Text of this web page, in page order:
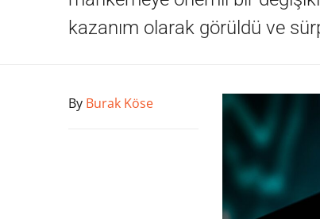
kazanım olarak görüldü ve
By Burak Köse